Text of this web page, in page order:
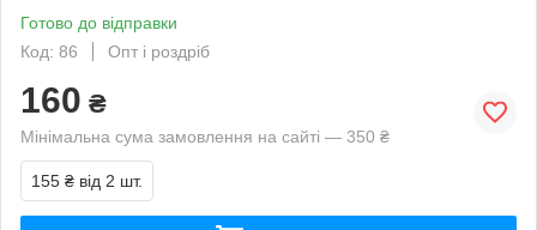
Готово до відправки
Код: 86
Опт і роздріб
160 ₴
Мінімальна сума замовлення на сайті — 350 ₴
155 ₴ від 2 шт.